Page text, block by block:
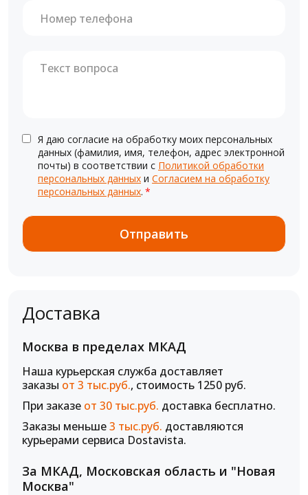
Я даю согласие на обработку моих персональных
данных (фамилия, имя, телефон, адрес электронной
почты) в соответствии с Политикой обработки
персональных данных и Согласием на обработку
персональных данных. *
Доставка
Москва в пределах МКАД
Наша курьерская служба доставляет
заказы от 3 тыс.руб., стоимость 1250 руб.
При заказе от 30 тыс.руб. доставка бесплатно.
Заказы меньше3 тыс.руб. доставляются
курьерами сервиса Dostavista.
За МКАД, Московская область и "Новая
Москва"